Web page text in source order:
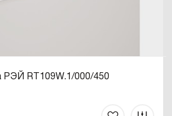
РЭЙ RT109W.1/000/450